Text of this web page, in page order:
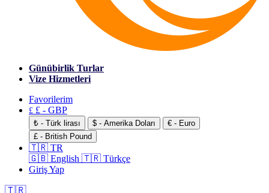
Günübirlik Turlar
Vize Hizmetleri
Favorilerim
£ £ - GBP
₺ - Türk lirası $ - Amerika Doları
€ - Euro
£ - British Pound
🇹🇷 TR
🇬🇧 English 🇹🇷 Türkçe
Giriş Yap
🇹🇷